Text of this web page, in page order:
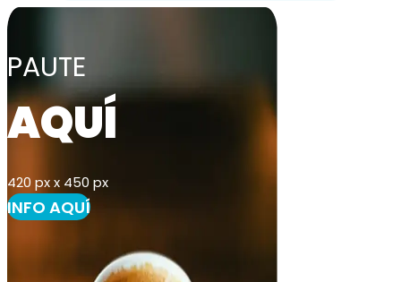
PAUTE
AQUÍ
420 px x 450 px
INFO AQUÍ